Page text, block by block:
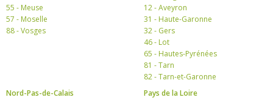
55 - Meuse
57 - Moselle
88 - Vosges
12 - Aveyron
31 - Haute-Garonne
32 - Gers
46 - Lot
65 - Hautes-Pyrénées
81 - Tarn
82 - Tarn-et-Garonne
Nord-Pas-de-Calais
Pays de la Loire